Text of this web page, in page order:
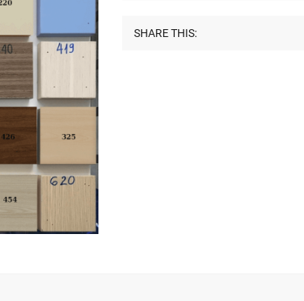
SHARE THIS: